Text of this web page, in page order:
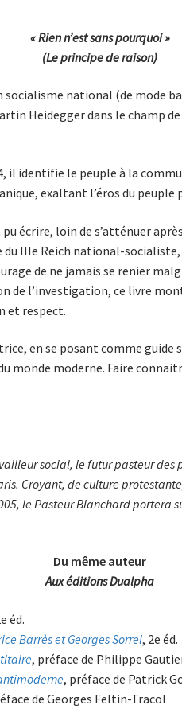
« Rien n’est sans pourquoi »
(Le principe de raison)
national (de mode
Heidegger dans le champ
il identifie le peuple à la
exaltant l’éros du
écrire, loin de s’atténuer
IIIe Reich national-
de ne jamais se renier
de l’investigation, ce livre
et respect.
en se posant comme guide
monde moderne. Faire
social, le futur pasteur des
Croyant, de culture
le Pasteur Blanchard portera
Du même auteur
Aux éditions Dualpha
éd.
Barrès et Georges Sorrel, 2e éd.
, préface de Philippe
, préface de Patrick
de Georges Feltin-Tracol